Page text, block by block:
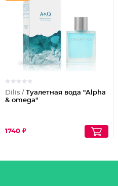
Dilis / Туалетная вода "Alpha
& omega"
1740 ₽